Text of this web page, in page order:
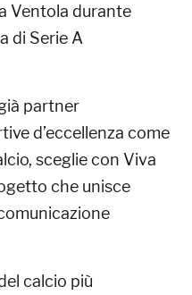
Ventola durante
di Serie A
partner
d’eccellenza come
sceglie con Viva
che unisce
calcio più